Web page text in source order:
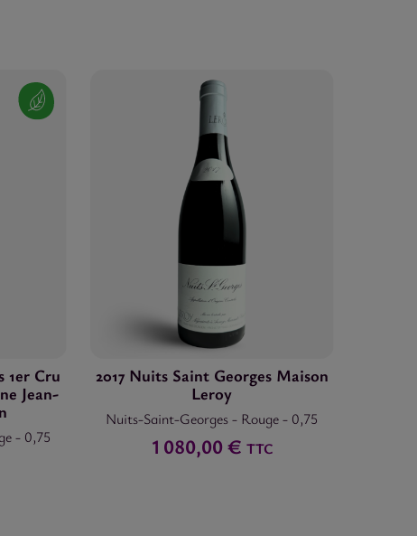
1er Cru
Jean-
- 0,75
2017 Nuits Saint Georges Maison
Leroy
Nuits-Saint-Georges- Rouge- 0,75
1 080,00 € TTC